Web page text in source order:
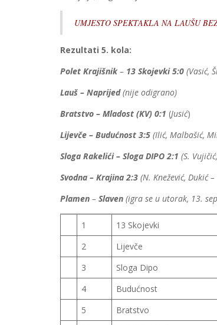
UMJESTO SPEKTAKLA NA LAUŠU
Rezultati 5. kola:
Polet Krajišnik– 13 Skojevki 5:0 (Vasić,
Lauš – Naprijed(nije odigrano)
Bratstvo – Mladost (KV) 0:1 (Jusić)
Lijevče – Budućnost 3:5 (Ilić, Malbašić,
Sloga Rakelići – Sloga DIPO 2:1 (S.
Svodna – Krajina 2:3 (N. Knežević, Dukić
Plamen – Slaven (igra se u utorak, 13.
1 13 Skojevki
2
Lijevče
3
Sloga Dipo
4
Budućnost
5
Bratstvo